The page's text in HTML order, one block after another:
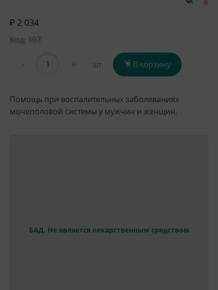
₽ 2 034
Код: 107
- + шт. В корзину
Помощь при воспалительных заболеваниях
мочеполовой системы у мужчин и женщин.
БАД. Не является лекарственным средством